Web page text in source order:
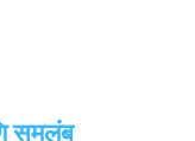
Gunavatta
समलंब